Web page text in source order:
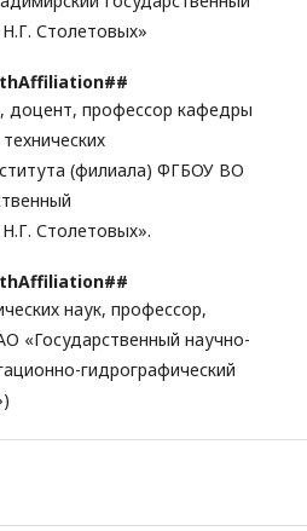
Столетовых»
доцент, профессор кафедры
(филиала) ФГБОУ ВО
Столетовых».
наук, профессор,
«Государственный научно-
гидрографический